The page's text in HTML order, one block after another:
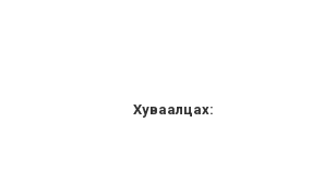
Хуваалцах: